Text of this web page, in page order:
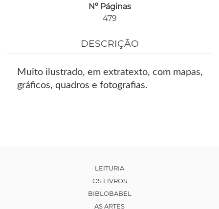
Nº Páginas
479
DESCRIÇÃO
Muito ilustrado, em extratexto, com mapas,
gráficos, quadros e fotografias.
LEITURIA
OS LIVROS
BIBLOBABEL
AS ARTES